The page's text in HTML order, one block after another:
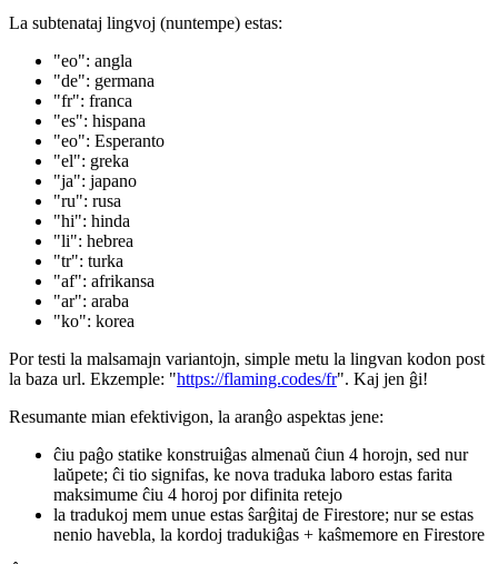
Unu viro, 12+ lingvoj
La subtenataj lingvoj (nuntempe) estas:
"eo": angla
"de": germana
"fr": franca
"es": hispana
"eo": Esperanto
"el": greka
"ja": japano
"ru": rusa
"hi": hinda
"li": hebrea
"af": afrikansa
"ar": araba
la baza url. Ekzemple: "https://flaming.codes/fr". Kaj jen ĝi!
Resumante mian efektivigon, la aranĝo aspektas jene:
ĉiu paĝo statike konstruiĝas almenaŭ ĉiun 4 horojn, sed nur